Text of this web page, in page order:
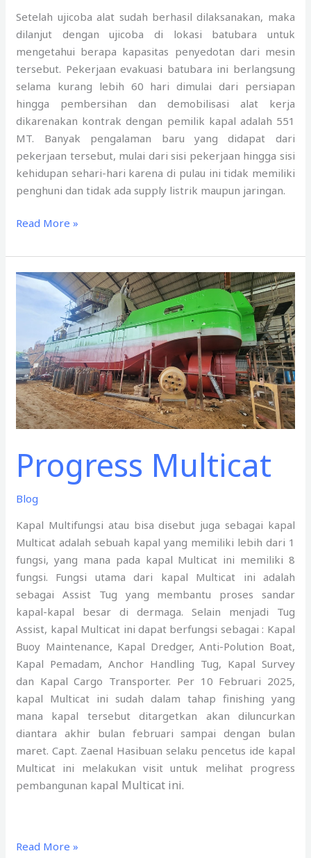
Setelah ujicoba alat sudah berhasil dilaksanakan, maka
dilanjut dengan ujicoba di lokasi batubara untuk
mengetahui berapa kapasitas penyedotan dari mesin
tersebut. Pekerjaan evakuasi batubara ini berlangsung
selama kurang lebih 60 hari dimulai dari persiapan
hingga pembersihan dan demobilisasi alat kerja
dikarenakan kontrak dengan pemilik kapal adalah 551
MT. Banyak pengalaman baru yang didapat dari
pekerjaan tersebut, mulai dari sisi pekerjaan hingga sisi
kehidupan sehari-hari karena di pulau ini tidak memiliki
penghuni dan tidak ada supply listrik maupun jaringan.
Read More »
Progress Multicat
Blog
Kapal Multifungsi atau bisa disebut juga sebagai kapal
Multicat adalah sebuah kapal yang memiliki lebih dari 1
fungsi, yang mana pada kapal Multicat ini memiliki 8
fungsi. Fungsi utama dari kapal Multicat ini adalah
sebagai Assist Tug yang membantu proses sandar
kapal-kapal besar di dermaga. Selain menjadi Tug
Assist, kapal Multicat ini dapat berfungsi sebagai : Kapal
Buoy Maintenance, Kapal Dredger, Anti-Polution Boat,
Kapal Pemadam, Anchor Handling Tug, Kapal Survey
dan Kapal Cargo Transporter. Per 10 Februari 2025,
kapal Multicat ini sudah dalam tahap finishing yang
mana kapal tersebut ditargetkan akan diluncurkan
diantara akhir bulan februari sampai dengan bulan
maret. Capt. Zaenal Hasibuan selaku pencetus ide kapal
Multicat ini melakukan visit untuk melihat progress
pembangunan kapal Multicat ini.
Progress
Multicat
Read More »